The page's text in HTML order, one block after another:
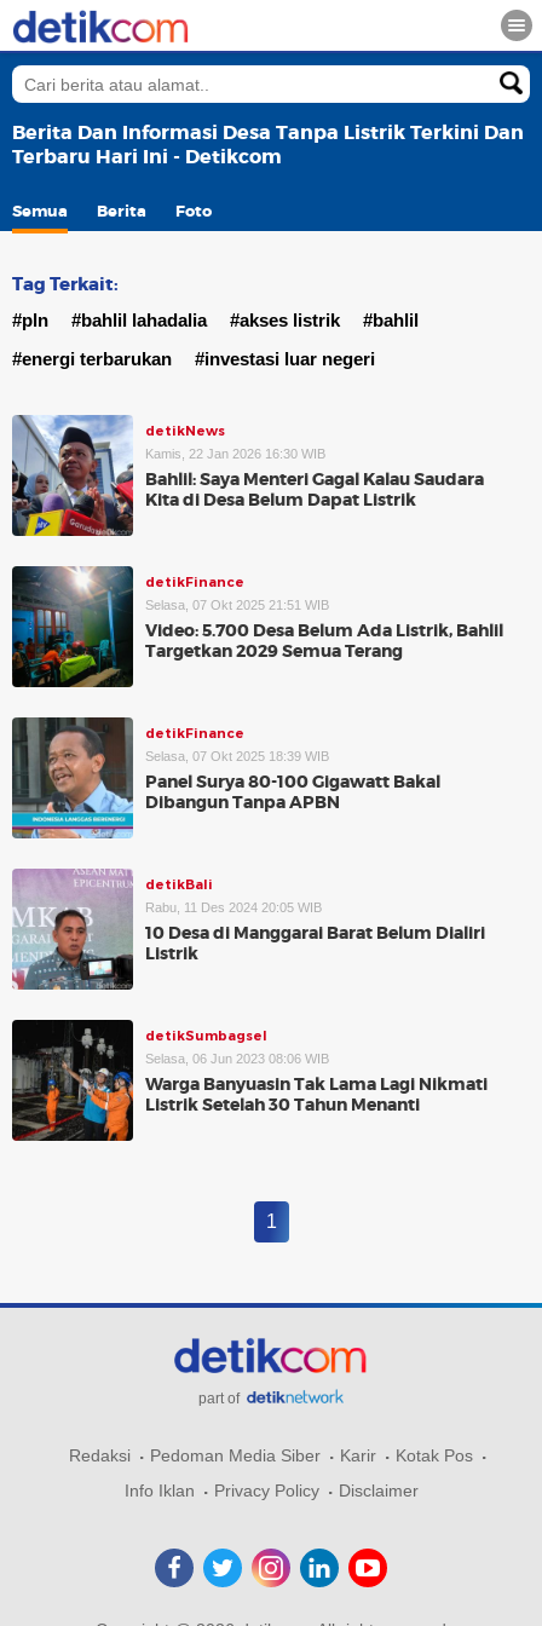
Berita Dan Informasi Desa Tanpa Listrik Terkini Dan
Terbaru Hari Ini - Detikcom
Semua Berita Foto
Tag Terkait:
#pln #bahlil lahadalia #akses listrik
#bahlil
#energi terbarukan
#investasi luar negeri
detikNews
Kamis, 22 Jan 2026 16:30 WIB
Bahlil: Saya Menteri Gagal Kalau Saudara
Kita di Desa Belum Dapat Listrik
detikFinance
Selasa, 07 Okt 2025 21:51 WIB
Video: 5.700 Desa Belum Ada Listrik, Bahlil
Targetkan 2029 Semua Terang
detikFinance
Selasa, 07 Okt 2025 18:39 WIB
Panel Surya 80-100 Gigawatt Bakal
Dibangun Tanpa APBN
detikBali
Rabu, 11 Des 2024 20:05 WIB
10 Desa di Manggarai Barat Belum Dialiri
Listrik
detikSumbagsel
Selasa, 06 Jun 2023 08:06 WIB
Warga Banyuasin Tak Lama Lagi Nikmati
Listrik Setelah 30 Tahun Menanti
1
part of
Redaksi Pedoman Media Siber Karir
Kotak Pos
Info Iklan
Privacy Policy Disclaimer